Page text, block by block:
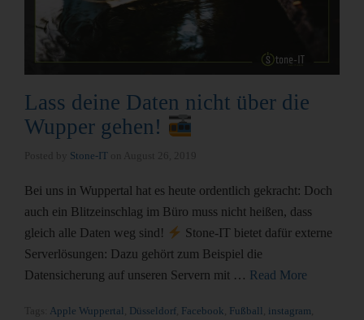
Lass deine Daten nicht über die
Wupper gehen!
Stone-IT
Bei uns in Wuppertal hat es heute ordentlich gekracht: Doch
auch ein Blitzeinschlag im Büro muss nicht heißen, dass
gleich alle Daten weg sind!
Stone-IT bietet dafür externe
Serverlösungen: Dazu gehört zum Beispiel die
Datensicherung auf unseren Servern mit … Read More
Apple Wuppertal Düsseldorf Facebook Fußball instagram